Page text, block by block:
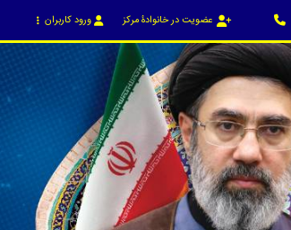
عضویت در خانوادۀ مرکز ورود کاربران